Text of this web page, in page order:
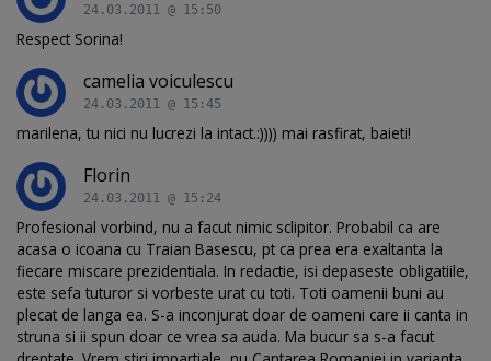
24.03.2011 @ 15:50
Respect Sorina!
camelia voiculescu
24.03.2011 @ 15:45
marilena, tu nici nu lucrezi la intact.:)))) mai rasfirat, baieti!
Florin
24.03.2011 @ 15:24
Profesional vorbind, nu a facut nimic sclipitor. Probabil ca are
acasa o icoana cu Traian Basescu, pt ca prea era exaltanta la
fiecare miscare prezidentiala. In redactie, isi depaseste obligatiile,
este sefa tuturor si vorbeste urat cu toti. Toti oamenii buni au
plecat de langa ea. S-a inconjurat doar de oameni care ii canta in
struna si ii spun doar ce vrea sa auda. Ma bucur sa s-a facut